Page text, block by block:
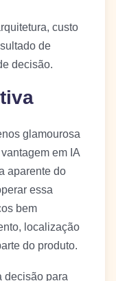
custo
de
decisão.
glamourosa
em IA
aparente do
essa
bem
localização
do produto.
decisão para